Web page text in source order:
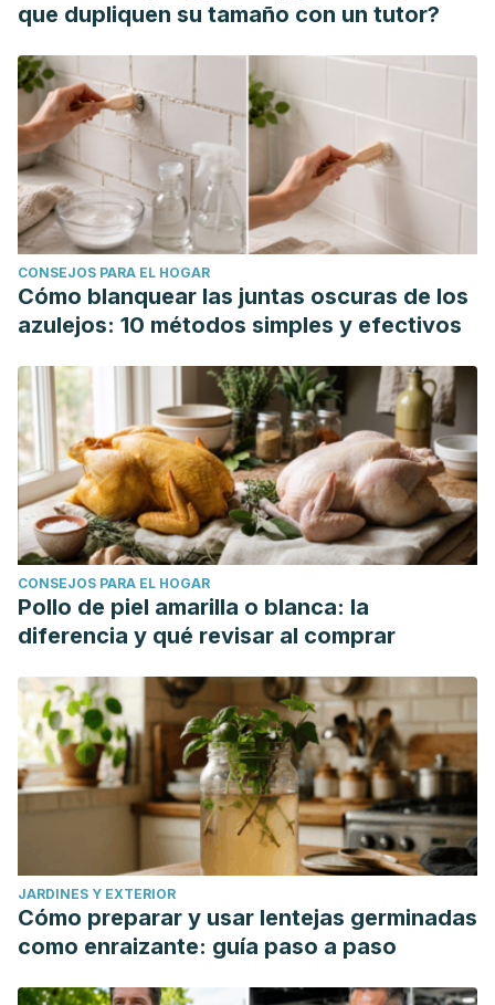
que dupliquen su tamaño con un tutor?
CONSEJOS PARA EL HOGAR
Cómo blanquear las juntas oscuras de los
azulejos: 10 métodos simples y efectivos
CONSEJOS PARA EL HOGAR
Pollo de piel amarilla o blanca: la
diferencia y qué revisar al comprar
JARDINES Y EXTERIOR
Cómo preparar y usar lentejas germinadas
como enraizante: guía paso a paso